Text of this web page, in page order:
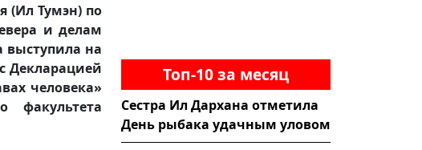
(Ил Тумэн) по
и делам
выступила на
Декларацией
человека»
факультета
Топ-10 за месяц
Сестра Ил Дархана отметила
День рыбака удачным уловом